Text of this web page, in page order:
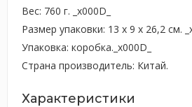
Вес: 760 г. _x000D_
Размер упаковки: 13 х 9 х 26,2 см.
Упаковка: коробка._x000D_
Страна производитель: Китай.
Характеристики